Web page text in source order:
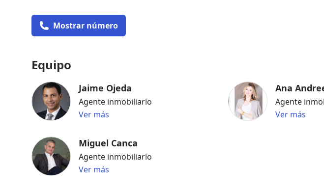
Mostrar número
Equipo
Jaime Ojeda
Agente inmobiliario
Ver más
Ana
Agente
Ver más
Miguel Canca
Agente inmobiliario
Ver más